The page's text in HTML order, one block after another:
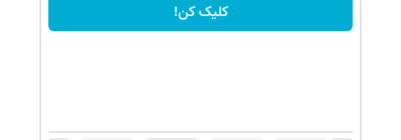
کلیک کن!